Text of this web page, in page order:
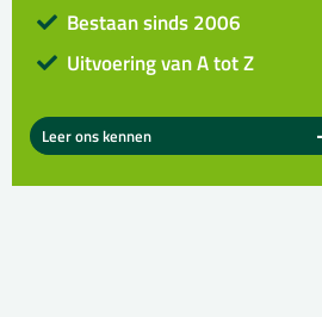
Bestaan sinds 2006
Uitvoering van A tot Z
Leer ons kennen